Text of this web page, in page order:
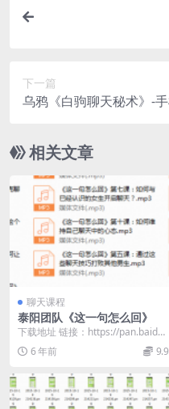
下一篇
乌鸦《白驹聊天秘术》-
相关文章
聊天课程
泰阳团队《这一句怎么回》
下载地址 链接：https://pan.baidu.
com/s/160O_hGj...
6 年前 9.9